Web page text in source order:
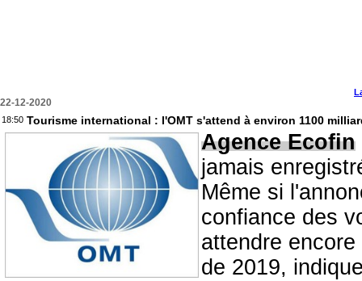
22-12-2020
18:50 Tourisme international : l'OMT s'attend à environ 1100
Agence Ecofin
jamais
Même si
confiance des
attendre
de 2019,